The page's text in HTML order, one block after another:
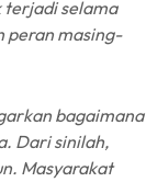
terjadi selama
peran masing-
bagaimana
Dari sinilah,
Masyarakat